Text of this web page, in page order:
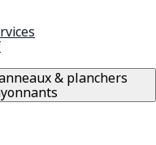
& planchers